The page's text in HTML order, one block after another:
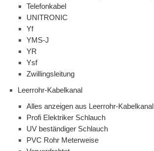
Telefonkabel
UNITRONIC
Yf
YMS-J
YR
Ysf
Zwillingsleitung
Leerrohr-Kabelkanal
Alles anzeigen aus Leerrohr-Kabelkanal
Profi Elektriker Schlauch
UV beständiger Schlauch
PVC Rohr Meterweise